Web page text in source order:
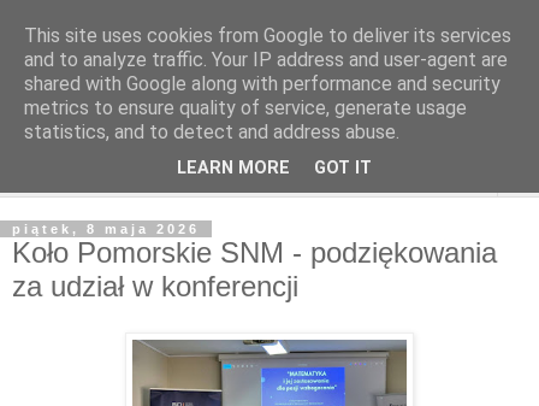
piątek, 8 maja 2026
Koło Pomorskie SNM - podziękowania
za udział w konferencji
This site uses cookies from Google to deliver its services
and to analyze traffic. Your IP address and user-agent are
shared with Google along with performance and security
metrics to ensure quality of service, generate usage
statistics, and to detect and address abuse.
LEARN MORE GOT IT